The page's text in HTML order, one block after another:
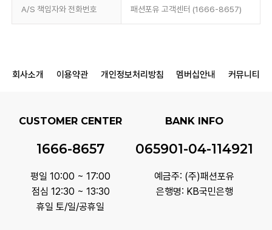
A/S 책임자와 전화번호 패션포유 고객센터 (1666-8657)
회사소개 이용약관 개인정보처리방침 멤버십안내 커뮤니티
CUSTOMER CENTER
1666-8657
평일 10:00 ~ 17:00
점심 12:30 ~ 13:30
휴일 토/일/공휴일
BANK INFO
065901-04-114921
예금주: (주)패션포유
은행명: KB국민은행